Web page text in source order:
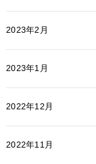
2023年2月
2023年1月
2022年12月
2022年11月